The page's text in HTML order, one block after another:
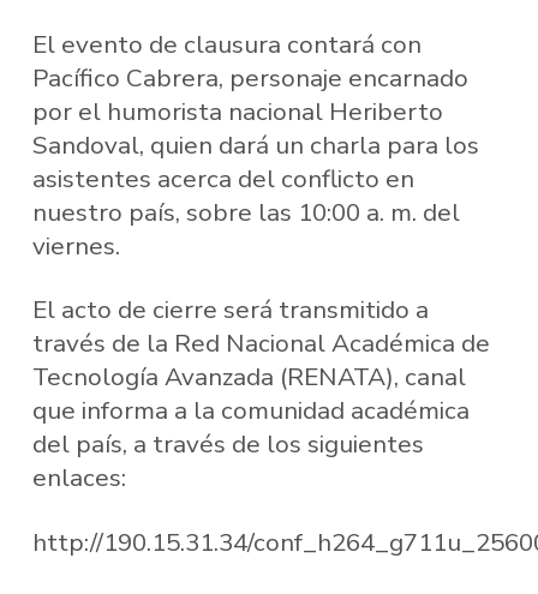
El evento de clausura contará con
Pacífico Cabrera, personaje encarnado
por el humorista nacional Heriberto
Sandoval, quien dará un charla para los
asistentes acerca del conflicto en
nuestro país, sobre las 10:00 a. m. del
viernes.
El acto de cierre será transmitido a
través de la Red Nacional Académica de
Tecnología Avanzada (RENATA), canal
que informa a la comunidad académica
del país, a través de los siguientes
enlaces:
http://190.15.31.34/